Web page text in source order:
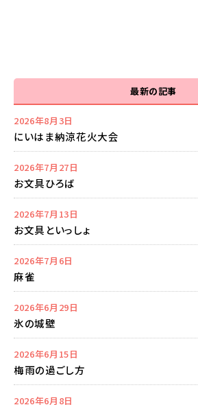
最新の記事
2026年8月3日
にいはま納涼花火大会
2026年7月27日
お文具ひろば
2026年7月13日
お文具といっしょ
2026年7月6日
麻雀
2026年6月29日
氷の城壁
2026年6月15日
梅雨の過ごし方
2026年6月8日